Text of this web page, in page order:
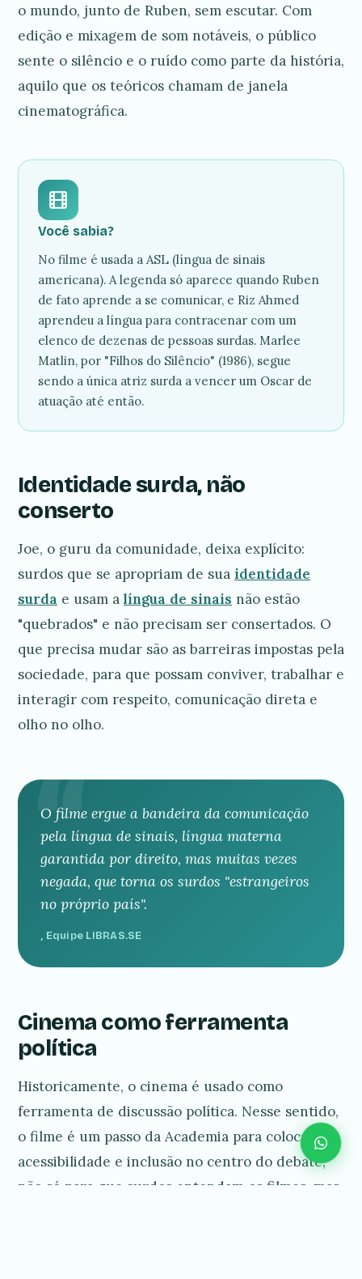
o mundo, junto de Ruben, sem escutar. Com
edição e mixagem de som notáveis, o público
sente o silêncio e o ruído como parte da história,
aquilo que os teóricos chamam de janela
cinematográfica.
Você sabia?
No filme é usada a ASL (língua de sinais
americana). A legenda só aparece quando Ruben
de fato aprende a se comunicar, e Riz Ahmed
aprendeu a língua para contracenar com um
elenco de dezenas de pessoas surdas. Marlee
Matlin, por "Filhos do Silêncio" (1986), segue
sendo a única atriz surda a vencer um Oscar de
atuação até então.
Identidade surda, não
conserto
Joe, o guru da comunidade, deixa explícito:
surdos que se apropriam de sua identidade
surda e usam alíngua de sinais não estão
"quebrados" e não precisam ser consertados. O
que precisa mudar são as barreiras impostas pela
sociedade, para que possam conviver, trabalhar e
interagir com respeito, comunicação direta e
olho no olho.
O filme ergue a bandeira da comunicação
pela língua de sinais, língua materna
garantida por direito, mas muitas vezes
negada, que torna os surdos "estrangeiros
no próprio país".
, Equipe LIBRAS.SE
Cinema como ferramenta
política
Historicamente, o cinema é usado como
ferramenta de discussão política. Nesse sentido,
o filme é um passo da Academia para colocar
acessibilidade e inclusão no centro do debate,
não só para que surdos entendam os filmes, mas